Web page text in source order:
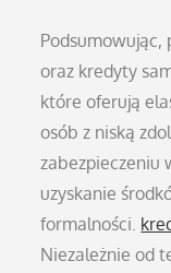
Podsumowując,
oraz kredyty
które oferują
osób z niską
zabezpieczeniu
uzyskanie
formalności.
Niezależnie od